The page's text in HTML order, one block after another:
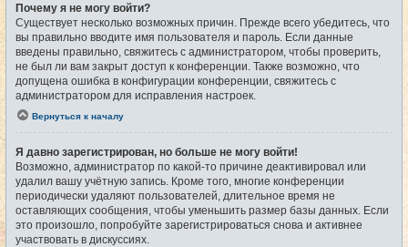
Почему я не могу войти?
Существует несколько возможных причин. Прежде всего убедитесь, что
вы правильно вводите имя пользователя и пароль. Если данные
введены правильно, свяжитесь с администратором, чтобы проверить,
не был ли вам закрыт доступ к конференции. Также возможно, что
допущена ошибка в конфигурации конференции, свяжитесь с
администратором для исправления настроек.
Вернуться к началу
Я давно зарегистрирован, но больше не могу войти!
Возможно, администратор по какой-то причине деактивировал или
удалил вашу учётную запись. Кроме того, многие конференции
периодически удаляют пользователей, длительное время не
оставляющих сообщения, чтобы уменьшить размер базы данных. Если
это произошло, попробуйте зарегистрироваться снова и активнее
участвовать в дискуссиях.